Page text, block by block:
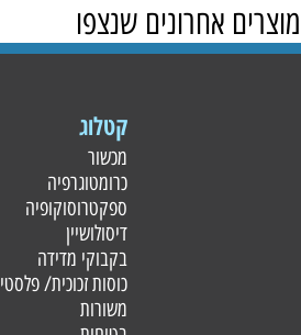
מוצרים אחרונים שנצפו
קטלוג
מכשור
כרומטוגרפיה
ספקטרוסוקופיה
דיסולושיין
בקבוקי מדידה
כוסות זכוכית/ פלסטי
משורות